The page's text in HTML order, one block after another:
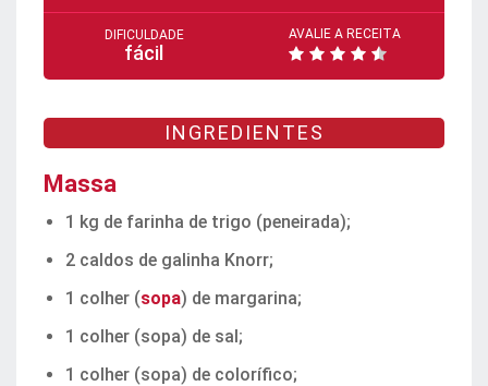
DIFICULDADE
fácil
AVALIE A RECEITA
INGREDIENTES
Massa
1 kg de farinha de trigo (peneirada);
2 caldos de galinha Knorr;
1 colher (sopa) de margarina;
1 colher (sopa) de sal;
1 colher (sopa) de colorífico;